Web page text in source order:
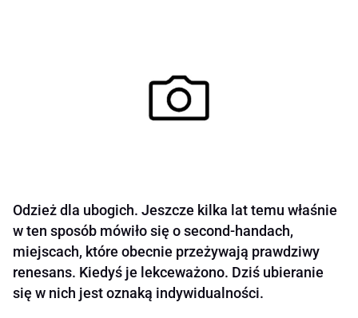
Odzież dla ubogich. Jeszcze kilka lat temu właśnie
w ten sposób mówiło się o second-handach,
miejscach, które obecnie przeżywają prawdziwy
renesans. Kiedyś je lekceważono. Dziś ubieranie
się w nich jest oznaką indywidualności.